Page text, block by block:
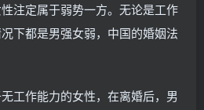
注定属于弱势一方。无论是工作
下都是男强女弱，中国的婚姻法
工作能力的女性，在离婚后，男